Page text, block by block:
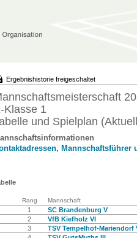
Ergebnishistorie freigeschaltet
Klasse 1
und Spielplan
Mannschaftsführer
Rang Mannschaft
1
SC Brandenburg V
2
VfB Kiefholz VI
3
TSV Tempelhof-Mariendorf